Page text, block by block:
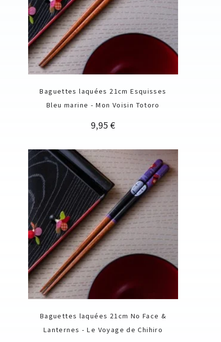
Baguettes laquées 21cm Esquisses
Bleu marine - Mon Voisin Totoro
Prix
9,95 €
Baguettes laquées 21cm No Face &
Lanternes - Le Voyage de Chihiro